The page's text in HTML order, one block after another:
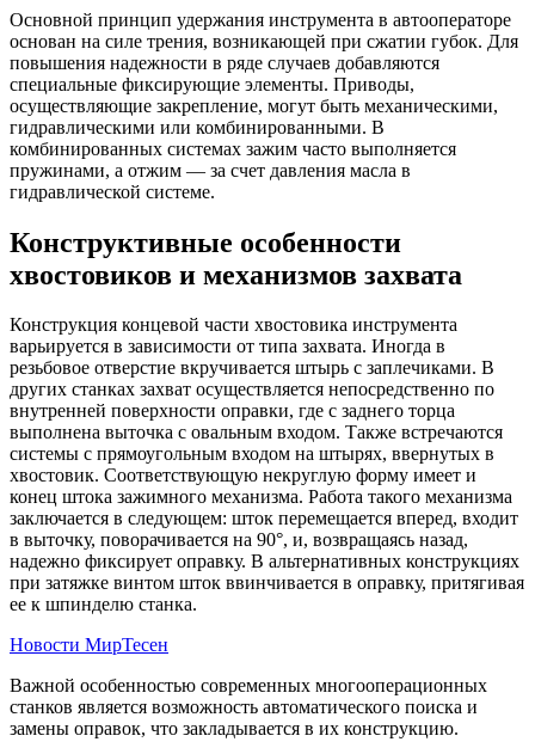
Основной принцип удержания инструмента в автооператоре
основан на силе трения, возникающей при сжатии губок. Для
повышения надежности в ряде случаев добавляются
специальные фиксирующие элементы. Приводы,
осуществляющие закрепление, могут быть механическими,
гидравлическими или комбинированными. В
комбинированных системах зажим часто выполняется
пружинами, а отжим — за счет давления масла в
гидравлической системе.
Конструктивные особенности
хвостовиков и механизмов захвата
Конструкция концевой части хвостовика инструмента
варьируется в зависимости от типа захвата. Иногда в
резьбовое отверстие вкручивается штырь с заплечиками. В
других станках захват осуществляется непосредственно по
внутренней поверхности оправки, где с заднего торца
выполнена выточка с овальным входом. Также встречаются
системы с прямоугольным входом на штырях, ввернутых в
хвостовик. Соответствующую некруглую форму имеет и
конец штока зажимного механизма. Работа такого механизма
заключается в следующем: шток перемещается вперед, входит
в выточку, поворачивается на 90°, и, возвращаясь назад,
надежно фиксирует оправку. В альтернативных конструкциях
при затяжке винтом шток ввинчивается в оправку, притягивая
ее к шпинделю станка.
Новости МирТесен
Важной особенностью современных многооперационных
станков является возможность автоматического поиска и
замены оправок, что закладывается в их конструкцию.